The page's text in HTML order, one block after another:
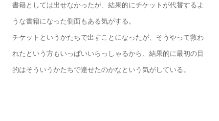
書籍としては出せなかったが、結果的にチケットが代替するよ
うな書籍になった側面もある気がする。
チケットというかたちで出すことになったが、そうやって救わ
れたという方もいっぱいいらっしゃるから、結果的に最初の目
的はそういうかたちで達せたのかなという気がしている。